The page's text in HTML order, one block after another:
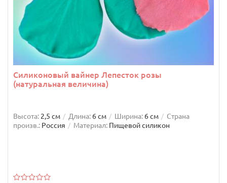
Силиконовый вайнер Лепесток розы
(натуральная величина)
Высота: 2,5 см Длина: 6 см Ширина: 6 см
Страна
произв.: Россия Материал: Пищевой силикон